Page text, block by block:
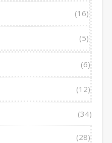
(16)
(5)
(6)
(12)
(34)
(28)